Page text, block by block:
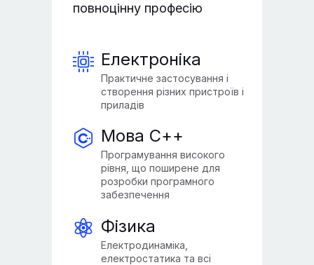
повноцінну професію
Електроніка
Практичне застосування і
створення різних пристроїв і
приладів
Фізика
Електродинаміка,
електростатика та всі
Мова С++
Програмування високого
рівня, що поширене для
розробки програмного
забезпечення